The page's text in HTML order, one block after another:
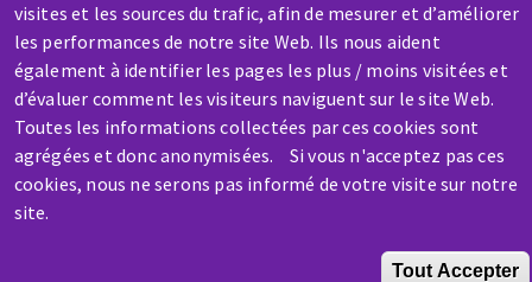
visites et les sources du trafic, afin de mesurer et d’améliorer
les performances de notre site Web. Ils nous aident
également à identifier les pages les plus / moins visitées et
d’évaluer comment les visiteurs naviguent sur le site Web.
Toutes les informations collectées par ces cookies sont
agrégées et donc anonymisées. Si vous n'acceptez pas ces
cookies, nous ne serons pas informé de votre visite sur notre
site.
Tout Accepter
Aller
au
contenu
principal